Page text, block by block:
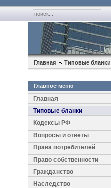
Главная Типовые бланки
Главное меню
Главная
Типовые бланки
Кодексы РФ
Вопросы и ответы
Права потребителей
Право собственности
Гражданство
Наследство